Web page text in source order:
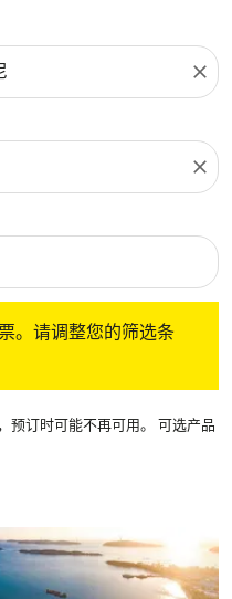
close
close
。请调整您的筛选条
预订时可能不再可用。 可选产品